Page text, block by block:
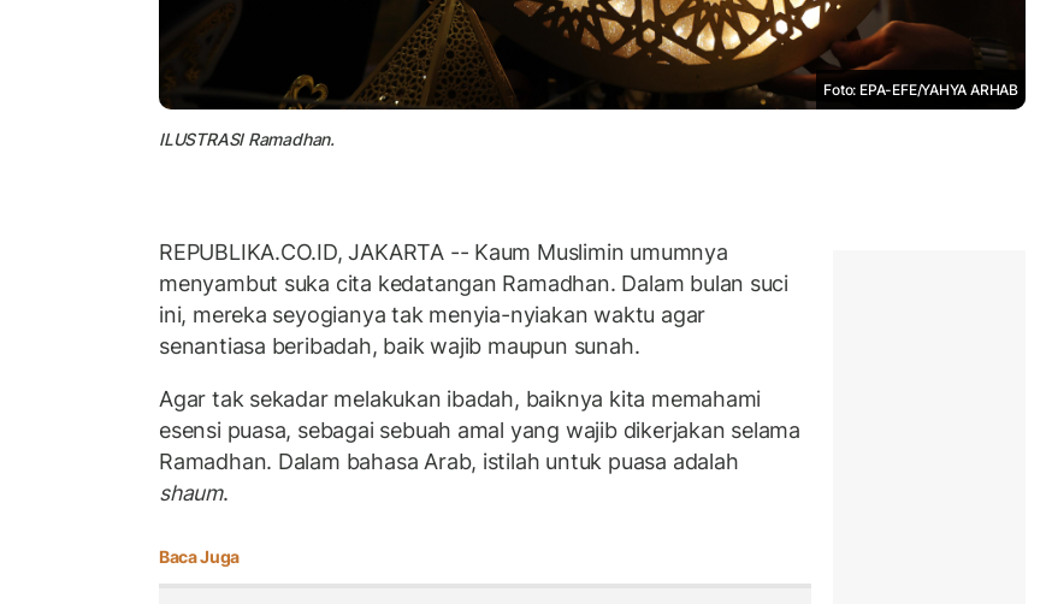
Foto: EPA-EFE/YAHYA ARHAB
ILUSTRASI Ramadhan.
REPUBLIKA.CO.ID, JAKARTA -- Kaum Muslimin umumnya
menyambut suka cita kedatangan Ramadhan. Dalam bulan suci
ini, mereka seyogianya tak menyia-nyiakan waktu agar
senantiasa beribadah, baik wajib maupun sunah.
Agar tak sekadar melakukan ibadah, baiknya kita memahami
esensi puasa, sebagai sebuah amal yang wajib dikerjakan selama
Ramadhan. Dalam bahasa Arab, istilah untuk puasa adalah
shaum.
Baca Juga